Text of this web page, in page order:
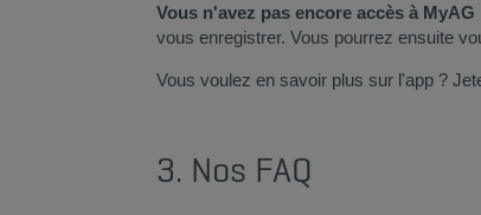
Vous n'avez pas encore accès à
vous enregistrer. Vous pourrez ensuite
Vous voulez en savoir plus sur l'app ?
3. Nos FAQ